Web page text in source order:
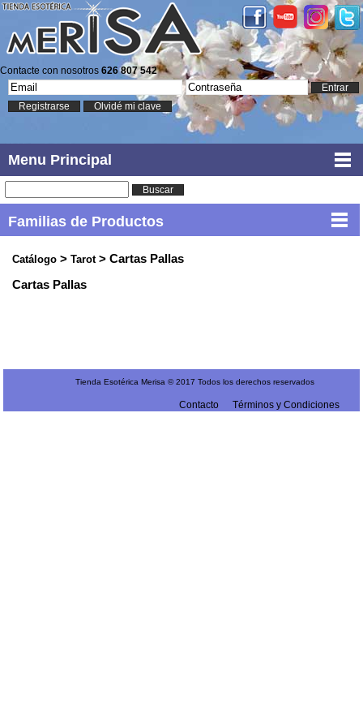
Contacte con nosotros 626 807 542
Entrar
Registrarse
Olvidé mi clave
Menu Principal
Buscar
Familias de Productos
Catálogo > Tarot> Cartas Pallas
Cartas Pallas
Tienda Esotérica Merisa © 2017 Todos los derechos reservados
Contacto Términos y Condiciones